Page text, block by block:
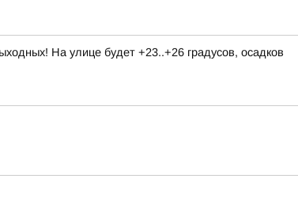
На улице будет +23..+26 градусов, осадков